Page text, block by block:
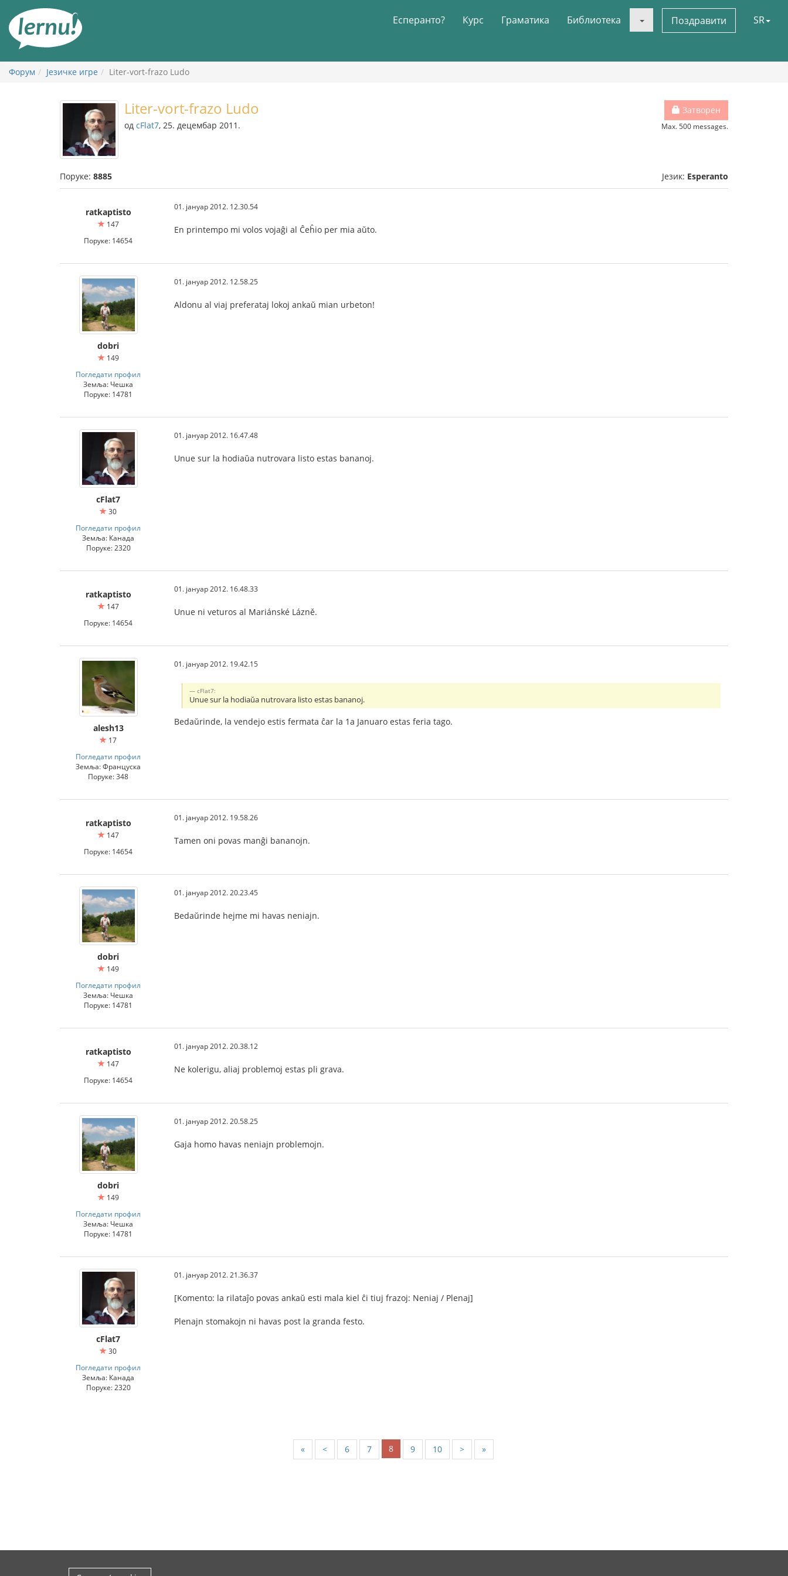
садржају
Есперанто? Курс Граматика Библиотека Поздравити SR
Форум Језичке игре Liter-vort-frazo Ludo
Затворен
Max. 500 messages.
Liter-vort-frazo Ludo
од cFlat7, 25. децембар 2011.
Поруке: 8885 Језик: Esperanto
ratkaptisto
147
Поруке: 14654
01. јануар 2012. 12.30.54
En printempo mi volos vojaĝi al Ĉeĥio per mia aŭto.
dobri
149
Погледати профил
Земља: Чешка
Поруке: 14781
01. јануар 2012. 12.58.25
Aldonu al viaj preferataj lokoj ankaŭ mian urbeton!
cFlat7
30
Погледати профил
Земља: Канада
Поруке: 2320
01. јануар 2012. 16.47.48
Unue sur la hodiaŭa nutrovara listo estas bananoj.
ratkaptisto
147
Поруке: 14654
01. јануар 2012. 16.48.33
Unue ni veturos al Mariánské Lázně.
alesh13
17
Погледати профил
Земља: Француска
Поруке: 348
01. јануар 2012. 19.42.15
cFlat7:
Unue sur la hodiaŭa nutrovara listo estas bananoj.
Bedaŭrinde, la vendejo estis fermata ĉar la 1a Januaro estas feria tago.
ratkaptisto
147
Поруке: 14654
01. јануар 2012. 19.58.26
Tamen oni povas manĝi bananojn.
dobri
149
Погледати профил
Земља: Чешка
Поруке: 14781
01. јануар 2012. 20.23.45
Bedaŭrinde hejme mi havas neniajn.
ratkaptisto
147
Поруке: 14654
01. јануар 2012. 20.38.12
Ne kolerigu, aliaj problemoj estas pli grava.
dobri
149
Погледати профил
Земља: Чешка
Поруке: 14781
01. јануар 2012. 20.58.25
Gaja homo havas neniajn problemojn.
cFlat7
30
Погледати профил
Земља: Канада
Поруке: 2320
01. јануар 2012. 21.36.37
[Komento: la rilataĵo povas ankaŭ esti mala kiel ĉi tiuj frazoj: Neniaj / Plenaj]
Plenajn stomakojn ni havas post la granda festo.
« < 6 7 8 9 10 > »